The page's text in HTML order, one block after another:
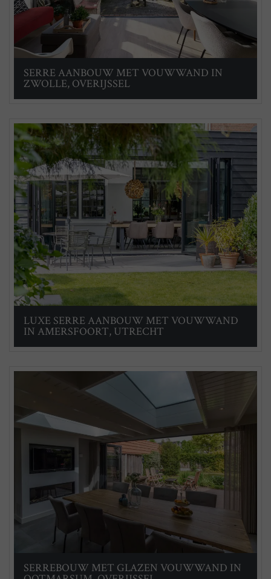
SERRE AANBOUW MET VOUWWAND IN
ZWOLLE, OVERIJSSEL
LUXE SERRE AANBOUW MET VOUWWAND
IN AMERSFOORT, UTRECHT
SERREBOUW MET GLAZEN VOUWWAND IN